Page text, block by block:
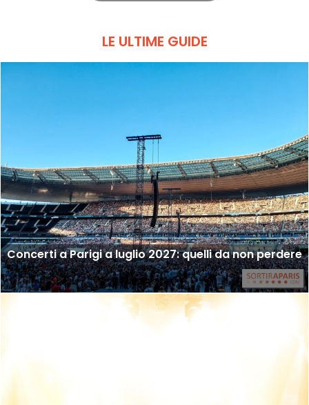
LE ULTIME GUIDE
Concerti a Parigi a luglio 2027: quelli da non perdere